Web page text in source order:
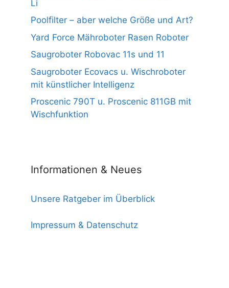
Li
Poolfilter – aber welche Größe und Art?
Yard Force Mähroboter Rasen Roboter
Saugroboter Robovac 11s und 11
Saugroboter Ecovacs u. Wischroboter
mit künstlicher Intelligenz
Proscenic 790T u. Proscenic 811GB mit
Wischfunktion
Informationen & Neues
Unsere Ratgeber im Überblick
Impressum & Datenschutz